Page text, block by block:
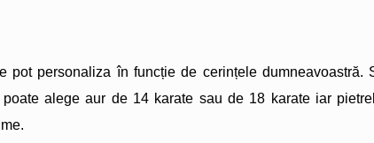
pot personaliza în funcție de cerințele
alege aur de 14 karate sau de 18 karate iar